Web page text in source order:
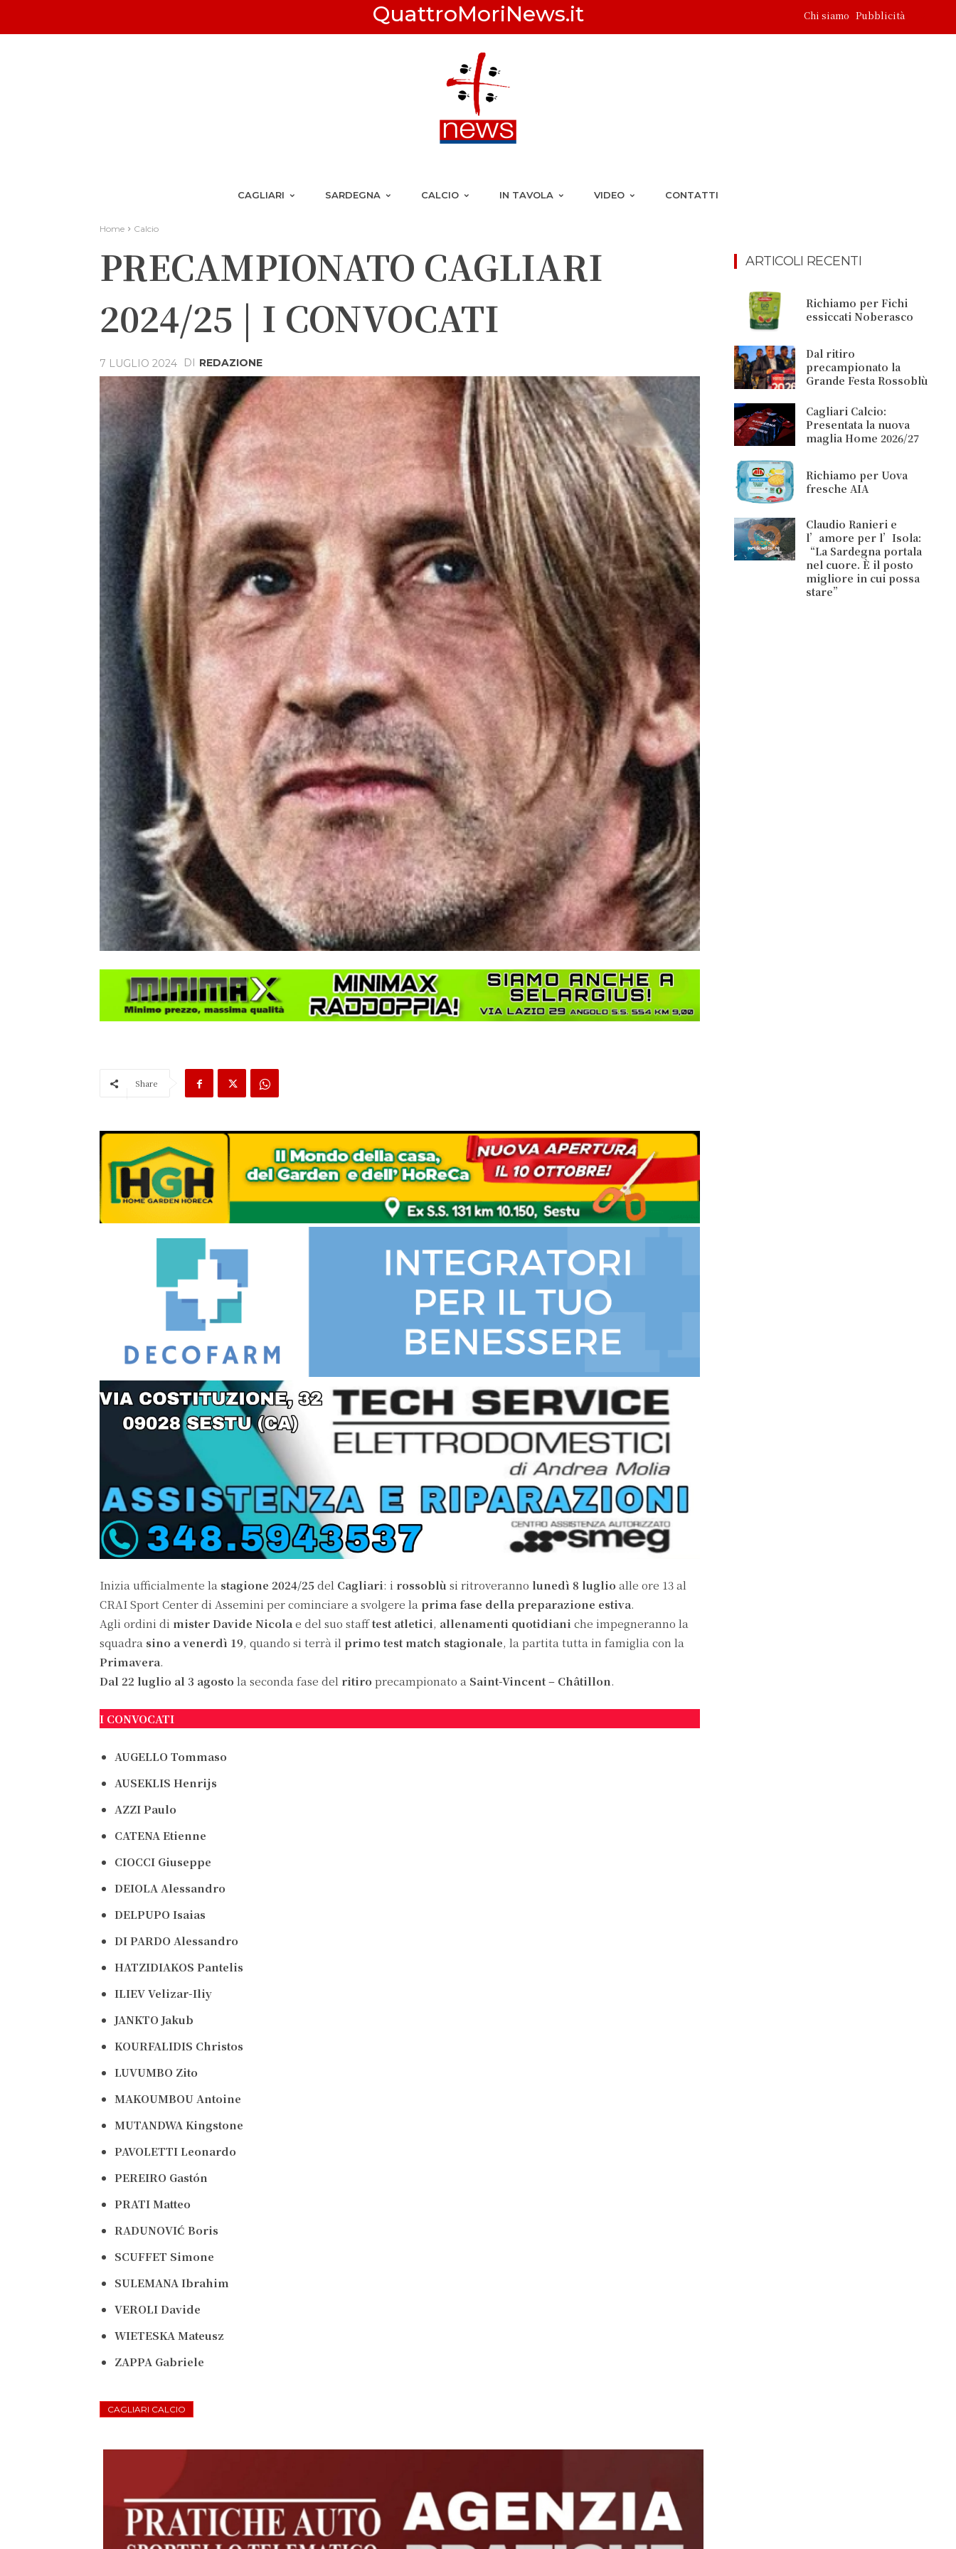
QuattroMoriNews.it Chi siamo Pubblicità
CAGLIARI SARDEGNA CALCIO IN TAVOLA VIDEO CONTATTI
Home Calcio
PRECAMPIONATO CAGLIARI
2024/25 | I CONVOCATI
7 LUGLIO 2024 DI REDAZIONE
Share
Inizia ufficialmente la stagione 2024/25del Cagliari: i rossoblù si ritroveranno lunedì 8 luglio alle ore 13 al
CRAI Sport Center di Assemini per cominciare a svolgere la prima fase della preparazione estiva.
Agli ordini di mister Davide Nicola e del suo stafftest atletici, allenamenti quotidiani che impegneranno la
squadra sino a venerdì 19, quando si terrà il primo test match stagionale, la partita tutta in famiglia con la
Primavera.
Dal 22 luglio al 3 agosto la seconda fase del ritiro precampionato a Saint-Vincent – Châtillon.
I CONVOCATI
AUGELLO Tommaso
AUSEKLIS Henrijs
AZZIPaulo
CATENA Etienne
CIOCCI Giuseppe
DEIOLA Alessandro
DELPUPO Isaias
DI PARDO Alessandro
HATZIDIAKOS Pantelis
ILIEVVelizar-Iliy
JANKTO Jakub
KOURFALIDIS Christos
LUVUMBO Zito
MAKOUMBOU Antoine
MUTANDWA Kingstone
PAVOLETTILeonardo
PEREIRO Gastón
PRATIMatteo
RADUNOVIĆ Boris
SCUFFET Simone
SULEMANA Ibrahim
VEROLIDavide
WIETESKA Mateusz
ZAPPA Gabriele
CAGLIARI CALCIO
ARTICOLI RECENTI
Richiamo per Fichi
essiccati Noberasco
Dal ritiro
precampionato la
Grande Festa Rossoblù
Cagliari Calcio:
Presentata la nuova
maglia Home 2026/27
Richiamo per Uova
fresche AIA
Claudio Ranieri e
l’amore per l’Isola:
“La Sardegna portala
nel cuore. È il posto
migliore in cui possa
stare”